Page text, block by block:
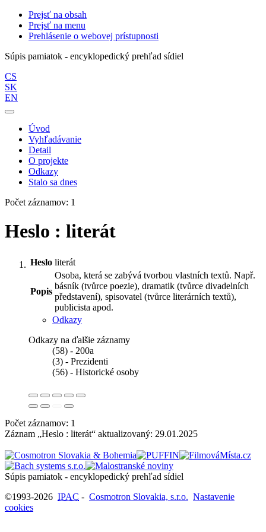
Prejsť na obsah
Prejsť na menu
Prehlásenie o webovej prístupnosti
Súpis pamiatok - encyklopedický prehľad sídiel
CS
SK
EN
Úvod
Vyhľadávanie
Detail
O projekte
Odkazy
Stalo sa dnes
Počet záznamov: 1
Heslo : literát
Heslo literát
Popis
Osoba, která se zabývá tvorbou vlastních textů. Např.
básník (tvůrce poezie), dramatik (tvůrce divadelních
představení), spisovatel (tvůrce literárních textů),
publicista apod.
Odkazy
Odkazy na ďalšie záznamy
(58) - 200a
(3) - Prezidenti
(56) - Historické osoby
Počet záznamov: 1
Záznam „Heslo : literát“ aktualizovaný: 29.01.2025
Súpis pamiatok - encyklopedický prehľad sídiel
©1993-2026 IPAC - Cosmotron Slovakia, s.r.o. Nastavenie
cookies